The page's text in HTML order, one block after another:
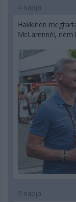
4 napja
Hakkinen
McLarennél,
5 napja